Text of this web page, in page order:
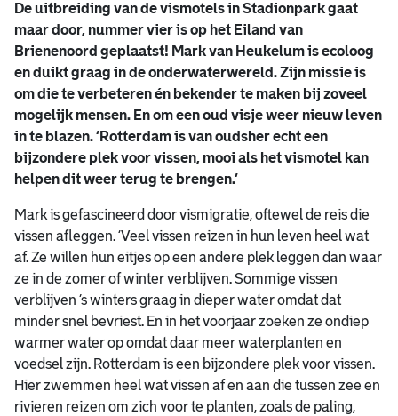
De uitbreiding van de vismotels in Stadionpark gaat
maar door, nummer vier is op het Eiland van
Brienenoord geplaatst! Mark van Heukelum is ecoloog
en duikt graag in de onderwaterwereld. Zijn missie is
om die te verbeteren én bekender te maken bij zoveel
mogelijk mensen. En om een oud visje weer nieuw leven
in te blazen. ‘Rotterdam is van oudsher echt een
bijzondere plek voor vissen, mooi als het vismotel kan
helpen dit weer terug te brengen.’
Mark is gefascineerd door vismigratie, oftewel de reis die
vissen afleggen. ‘Veel vissen reizen in hun leven heel wat
af. Ze willen hun eitjes op een andere plek leggen dan waar
ze in de zomer of winter verblijven. Sommige vissen
verblijven ’s winters graag in dieper water omdat dat
minder snel bevriest. En in het voorjaar zoeken ze ondiep
warmer water op omdat daar meer waterplanten en
voedsel zijn. Rotterdam is een bijzondere plek voor vissen.
Hier zwemmen heel wat vissen af en aan die tussen zee en
rivieren reizen om zich voor te planten, zoals de paling,